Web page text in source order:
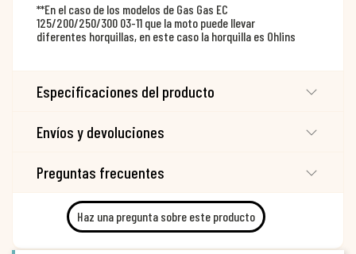
**En el caso de los modelos de Gas Gas EC
125/200/250/300 03-11 que la moto puede llevar
diferentes horquillas, en este caso la horquilla es Ohlins
Especificaciones del producto
Envíos y devoluciones
Preguntas frecuentes
Haz una pregunta sobre este producto